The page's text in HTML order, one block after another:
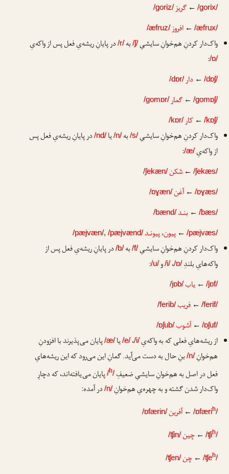
/gorix/
←گریز/goriz/
/æfrux/
←افروز/æfruz/
واک‌دار کردنِ هم‌خوانِ سایشیِ/ʃ/به/r/در پایانِ ریشه‌یِ فعل پس از واکه‌یِ
/ɒ/
:
/dɒʃ/
←دار/dɒr/
/gomɒʃ/
←گمار/gomɒr/
/kɒʃ/
←کار/kɒr/
واک‌دار کردنِ هم‌خوانِ سایشیِ/s/به/n/یا/nd/در پایانِ ریشه‌یِ فعل پس
از واکه‌یِ/æ/
:
/ʃekæs/
←شکن/ʃekæn/
/ɒɣæs/
←آغن/ɒɣæn/
/bæs/
← بنـد /bænd/
/pæjvæs/
←پیون، پیونـد /pæjvæn/, /pæjvænd/
واک‌دار کردنِ هم‌خوانِ سایشیِ/f/به/b/در پایانِ ریشه‌یِ فعل پس از
واکه‌هایِ بلندِ/ɒ/،/i/و/u/
:
/jɒf/
←یاب /jɒb/
/ferif/
←فریب/ferib/
/ɒʃuf/
←آشوب /ɒʃub/
از ریشه‌هایِ فعلی که به واکه‌یِ/i/،/e/یا/æ/پایان می‌پذیرند با افزودنِ
هم‌خوانِ/n/بنِ حال به دست می‌آید. گمانِ این می‌رود که این ریشه‌هایِ
فعل در اصل به هم‌خوانِ سایشیِ ضعیفِ
/h/
پایان می‌یافته‌اند، که دچارِ
واک‌دار شدن گشته و به چهره‌یِ هم‌خوانِ/n/در آمده:
/ɒfærih/
←آفرین/ɒfærin/
/ʧih/
←چین/ʧin/
/ʧeh/
←چن/ʧen/